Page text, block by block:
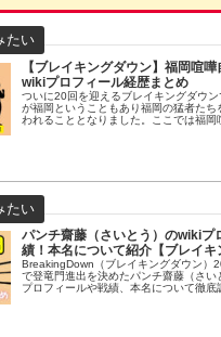
【ブレイキングダウン】福岡喧
wikiプロフィール経歴まとめ
ついに20回を迎えるブレイキングダウ
が福岡ということもあり福岡の猛者たち
われることとなりました。ここでは福岡
パンチ齋藤（さいとう）のwikiプ
績！本名について紹介【ブレイキ
BreakingDown（ブレイキングダウン）
で登竜門進出を決めたパンチ齋藤（さい
プロフィールや戦績、本名について徹底